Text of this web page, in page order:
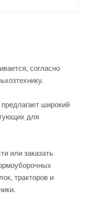
согласно
предлагает широкий
для
или заказать
тракторов и